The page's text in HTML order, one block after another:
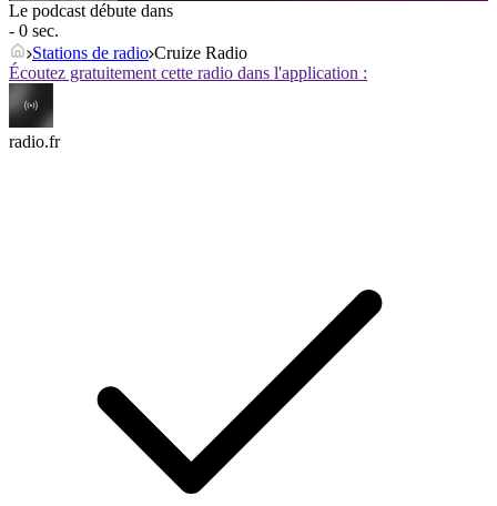
Le podcast débute dans
- 0 sec.
Stations de radio Cruize Radio
Écoutez gratuitement cette radio dans l'application :
radio.fr